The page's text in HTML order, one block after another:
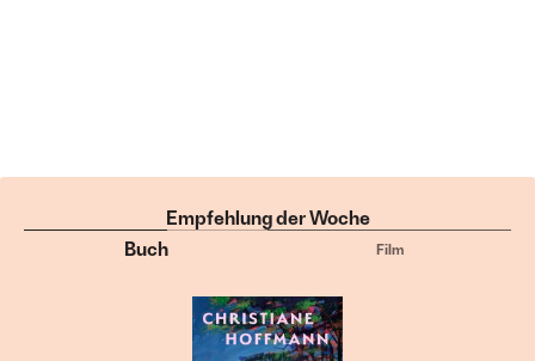
Empfehlung der Woche
Buch
Film